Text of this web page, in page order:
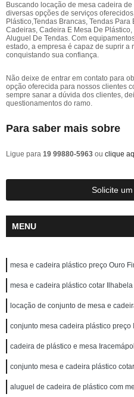
Buscando locação de mesa cadeira
diversas opções de serviços
Plástico,Tendas Brancas, Tendas
Cadeiras, Cadeira E Mesa De
Aluguel De Tendas. Com
estado, a empresa é capaz de suprir a
conquistando sua confiança.
Não deixe de entrar em contato para
opção oferecida para nossos clientes
sempre sanar a dúvida dos clientes,
questionamentos do ramo.
Para saber mais sobre
Ligue para 19 99880-5963 ou clique
Solicite
MENU
mesa e cadeira plástico preço Ouro
mesa e cadeira plástico cotar Ilhabela
locação de conjunto de mesa e
conjunto mesa cadeira plástico preço
cadeira de plástico e mesa
conjunto mesa e cadeira plástico
aluguel de cadeira de plástico com